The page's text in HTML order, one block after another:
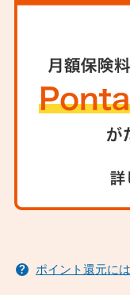
現在入院中の方
までにがん（悪性
また、健康状態
引き受けを制限
クレジットカー
保険料払込免除
がん診断一時金
あんしんプラス
申込日から3ヶ月
ライトコースの場
お取り扱いはでき
の3ヶ月間は保
いているもので
ポイント還元に